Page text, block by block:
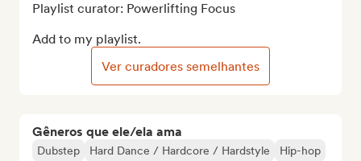
Gêneros que ele/ela ama
Dubstep Hard Dance / Hardcore / Hardstyle
Hip-hop
Playlist curator: Powerlifting Focus
Add to my playlist.
Ver curadores semelhantes